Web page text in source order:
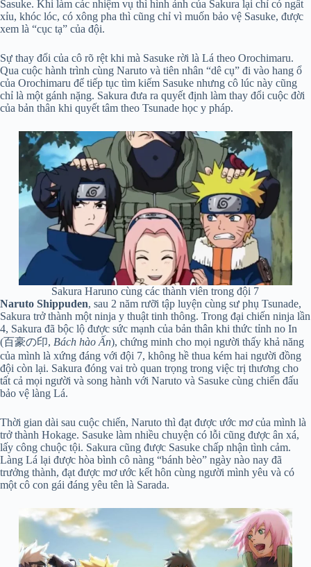
Sasuke. Khi làm các nhiệm vụ thì hình ảnh của Sakura lại chỉ có ngất
xỉu, khóc lóc, có xông pha thì cũng chỉ vì muốn bảo vệ Sasuke, được
xem là “cục tạ” của đội.
Sự thay đổi của cô rõ rệt khi mà Sasuke rời là Lá theo Orochimaru.
Qua cuộc hành trình cùng Naruto và tiên nhân “dê cụ” đi vào hang ổ
của Orochimaru để tiếp tục tìm kiếm Sasuke nhưng cô lúc này cũng
chỉ là một gánh nặng. Sakura đưa ra quyết định làm thay đổi cuộc đời
của bản thân khi quyết tâm theo Tsunade học y pháp.
Sakura Haruno cùng các thành viên trong đội 7
Naruto Shippuden, sau 2 năm rưỡi tập luyện cùng sư phụ Tsunade,
Sakura trở thành một ninja y thuật tinh thông. Trong đại chiến ninja lần
4, Sakura đã bộc lộ được sức mạnh của bản thân khi thức tỉnh no In
(百豪の印, Bách hào Ấn), chứng minh cho mọi người thấy khả năng
của mình là xứng đáng với đội 7, không hề thua kém hai người đồng
đội còn lại. Sakura đóng vai trò quan trọng trong việc trị thương cho
tất cả mọi người và song hành với Naruto và Sasuke cùng chiến đấu
bảo vệ làng Lá.
Thời gian dài sau cuộc chiến, Naruto thì đạt được ước mơ của mình là
trở thành Hokage. Sasuke làm nhiều chuyện có lỗi cũng được ân xá,
lấy công chuộc tội. Sakura cũng được Sasuke chấp nhận tình cảm.
Làng Lá lại được hòa bình cô nàng “bánh bèo” ngày nào nay đã
trưởng thành, đạt được mơ ước kết hôn cùng người mình yêu và có
một cô con gái đáng yêu tên là Sarada.